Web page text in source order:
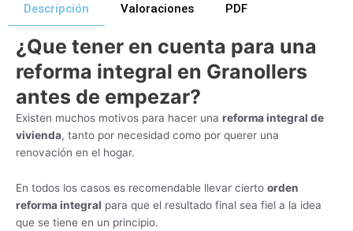
Descripción Valoraciones PDF
¿Que tener en cuenta para una
reforma integral en Granollers
antes de empezar?
Existen muchos motivos para hacer una reforma integral de
vivienda, tanto por necesidad como por querer una
renovación en el hogar.
En todos los casos es recomendable llevar cierto orden
reforma integral para que el resultado final sea fiel a la idea
que se tiene en un principio.